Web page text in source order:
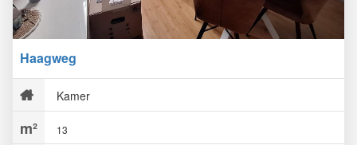
Haagweg
Kamer
13